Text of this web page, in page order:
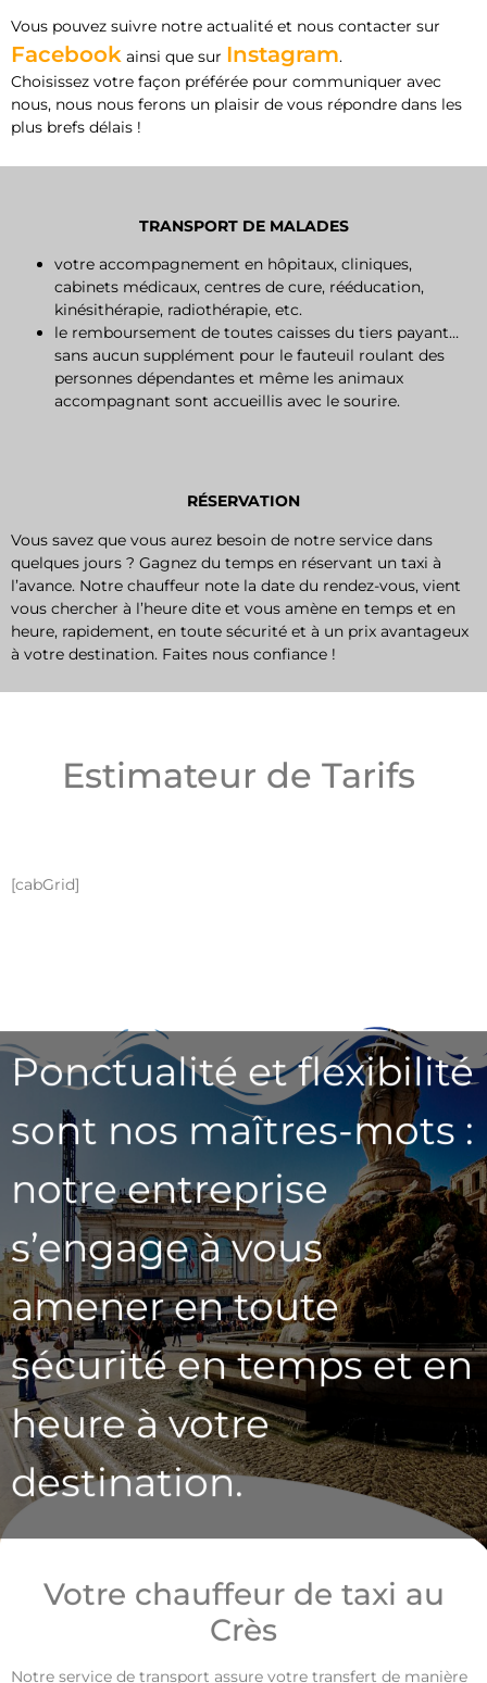
Vous pouvez suivre notre actualité et nous contacter sur
Facebook ainsi que sur Instagram.
Choisissez votre façon préférée pour communiquer avec
nous, nous nous ferons un plaisir de vous répondre dans les
plus brefs délais !
TRANSPORT DE MALADES
votre accompagnement en hôpitaux, cliniques,
cabinets médicaux, centres de cure, rééducation,
kinésithérapie, radiothérapie, etc.
le remboursement de toutes caisses du tiers payant…
sans aucun supplément pour le fauteuil roulant des
personnes dépendantes et même les animaux
accompagnant sont accueillis avec le sourire.
RÉSERVATION
Vous savez que vous aurez besoin de notre service dans
quelques jours ? Gagnez du temps en réservant un taxi à
l’avance. Notre chauffeur note la date du rendez-vous, vient
vous chercher à l’heure dite et vous amène en temps et en
heure, rapidement, en toute sécurité et à un prix avantageux
à votre destination. Faites nous confiance !
Estimateur de Tarifs
[cabGrid]
Ponctualité et flexibilité
sont nos maîtres-mots :
notre entreprise
s’engage à vous
amener en toute
sécurité en temps et en
heure à votre
destination.
Votre chauffeur de taxi au
Crès
Notre service de transport assure votre transfert de manière